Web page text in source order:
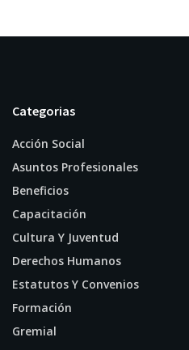
Categorias
Acción Social
Asuntos Profesionales
Beneficios
Capacitación
Cultura Y Juventud
Derechos Humanos
Estatutos Y Convenios
Formación
Gremial